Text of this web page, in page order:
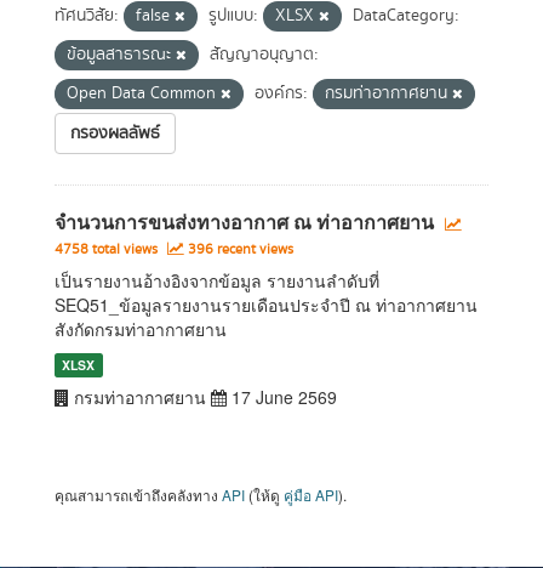
ทัศนวิสัย:
false รูปแบบ: XLSX
DataCategory:
ข้อมูลสาธารณะ
สัญญาอนุญาต:
Open Data Common
องค์กร:
กรมท่าอากาศยาน
กรองผลลัพธ์
จำนวนการขนส่งทางอากาศ ณ ท่าอากาศยาน
4758 total views 396 recent views
เป็นรายงานอ้างอิงจากข้อมูล รายงานลำดับที่
SEQ51_ข้อมูลรายงานรายเดือนประจำปี ณ ท่าอากาศยาน
สังกัดกรมท่าอากาศยาน
XLSX
กรมท่าอากาศยาน 17 June 2569
คุณสามารถเข้าถึงคลังทาง API (ให้ดู คู่มือ API).